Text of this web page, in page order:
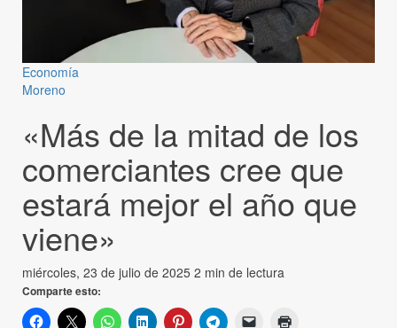
Economía
Moreno
«Más de la mitad de los
comerciantes cree que
estará mejor el año que
viene»
miércoles, 23 de julio de 2025 2 min de lectura
Comparte esto: